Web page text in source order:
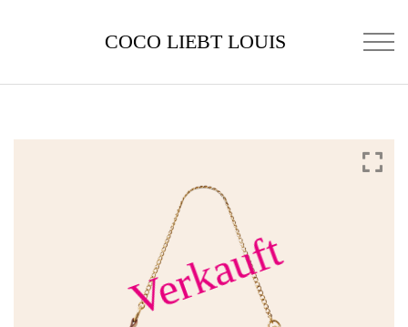
COCO LIEBT LOUIS
Verkauft